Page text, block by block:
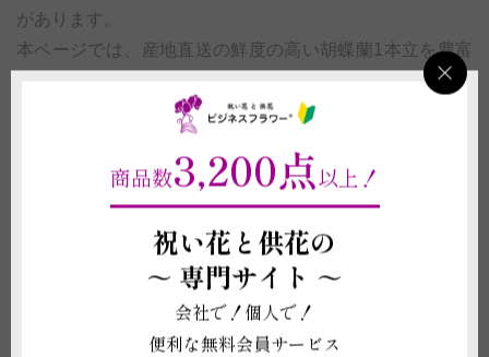
があります。
本ページでは、産地直送の鮮度の高い胡蝶蘭1本立を豊富
に取り揃えております。定番の白はもちろん、可愛らしい
ピンクや中心が赤い赤リップなど、贈る相手のイメージに
さを引き立てるメッセージカードの無料サービスも充実し
ており、初めて通販で花を贈る方でも安心してご利用いた
1. コンパクトで置き場所を選ばない胡蝶
蘭1本立の魅力とメリット
商品数3,200点以上！
祝い花と供花の
～ 専門サイト ～
会社で！個人で！
便利な無料会員サービス